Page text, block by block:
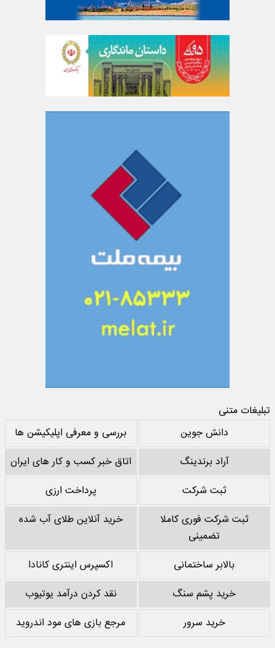
تبلیغات متنی
دانش جوین
بررسی و معرفی اپلیکیشن ها
آراد برندینگ
اتاق خبر کسب و کار های ایران
ثبت شرکت
پرداخت ارزی
ثبت شرکت فوری کاملا
تضمینی
خرید آنلاین طلای آب شده
بالابر ساختمانی
اکسپرس اینتری کانادا
خرید پشم سنگ
نقد کردن درآمد یوتیوب
خرید سرور
مرجع بازی های مود اندروید